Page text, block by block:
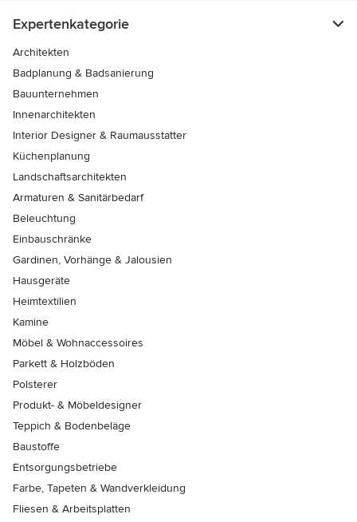
Expertenkategorie
Architekten
Badplanung & Badsanierung
Bauunternehmen
Innenarchitekten
Interior Designer & Raumausstatter
Küchenplanung
Landschaftsarchitekten
Armaturen & Sanitärbedarf
Beleuchtung
Einbauschränke
Gardinen, Vorhänge & Jalousien
Hausgeräte
Heimtextilien
Kamine
Möbel & Wohnaccessoires
Parkett & Holzböden
Polsterer
Produkt- & Möbeldesigner
Teppich & Bodenbeläge
Baustoffe
Entsorgungsbetriebe
Farbe, Tapeten & Wandverkleidung
Fliesen & Arbeitsplatten